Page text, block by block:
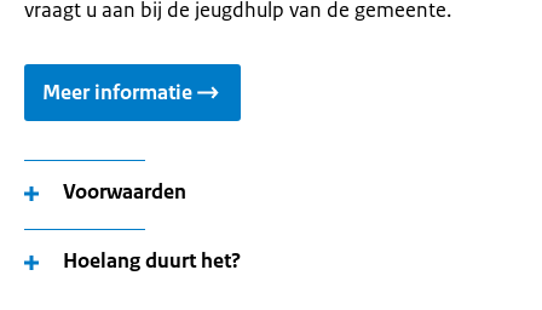
vraagt u aan bij de jeugdhulp van de gemeente.
Meer informatie
Voorwaarden
Hoelang duurt het?